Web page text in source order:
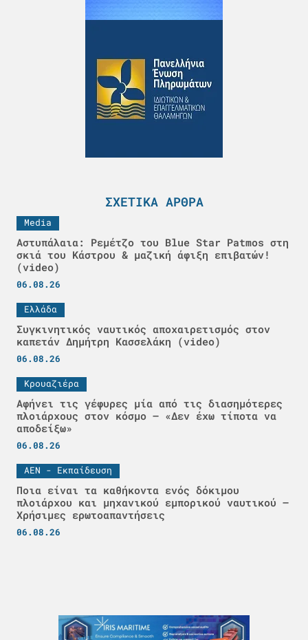
ΣΧΕΤΙΚΆ ΆΡΘΡΑ
Media
Αστυπάλαια: Ρεμέτζο του Blue Star Patmos στη
σκιά του Κάστρου & μαζική άφιξη επιβατών!
(video)
06.08.26
Ελλάδα
Συγκινητικός ναυτικός αποχαιρετισμός στον
καπετάν Δημήτρη Κασσελάκη (video)
06.08.26
Κρουαζιέρα
Αφήνει τις γέφυρες μία από τις διασημότερες
πλοιάρχους στον κόσμο – «Δεν έχω τίποτα να
αποδείξω»
06.08.26
ΑΕΝ - Εκπαίδευση
Ποια είναι τα καθήκοντα ενός δόκιμου
πλοιάρχου και μηχανικού εμπορικού ναυτικού –
Χρήσιμες ερωτοαπαντήσεις
06.08.26